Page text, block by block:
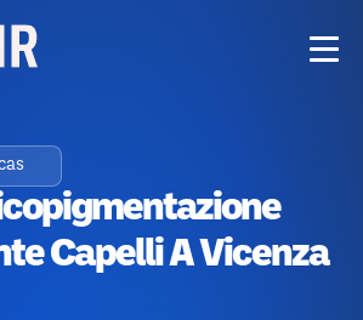
Capelli A Vicenza